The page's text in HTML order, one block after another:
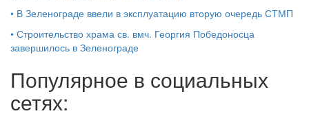
• В Зеленограде ввели в эксплуатацию вторую очередь СТМП
• Строительство храма св. вмч. Георгия Победоносца
завершилось в Зеленограде
Популярное в социальных
сетях: